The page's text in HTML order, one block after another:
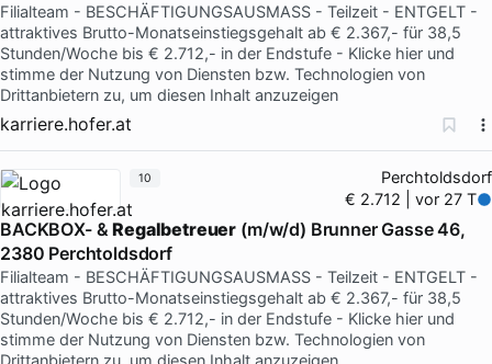
Filialteam - BESCHÄFTIGUNGSAUSMASS - Teilzeit - ENTGELT -
attraktives Brutto-Monatseinstiegsgehalt ab € 2.367,- für 38,5
Stunden/Woche bis € 2.712,- in der Endstufe - Klicke hier und
stimme der Nutzung von Diensten bzw. Technologien von
Drittanbietern zu, um diesen Inhalt anzuzeigen
karriere.hofer.at
Perchtoldsdorf
€ 2.712 | vor 27 T
BACKBOX- &Regalbetreuer (m/w/d) Brunner Gasse 46,
2380 Perchtoldsdorf
Filialteam - BESCHÄFTIGUNGSAUSMASS - Teilzeit - ENTGELT -
attraktives Brutto-Monatseinstiegsgehalt ab € 2.367,- für 38,5
Stunden/Woche bis € 2.712,- in der Endstufe - Klicke hier und
stimme der Nutzung von Diensten bzw. Technologien von
10